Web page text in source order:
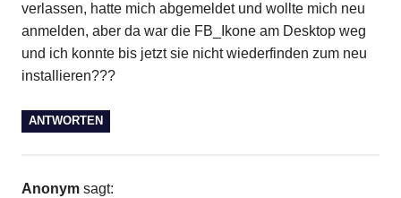
verlassen, hatte mich abgemeldet und wollte mich neu
anmelden, aber da war die FB_Ikone am Desktop weg
und ich konnte bis jetzt sie nicht wiederfinden zum neu
installieren???
ANTWORTEN
Anonym sagt: